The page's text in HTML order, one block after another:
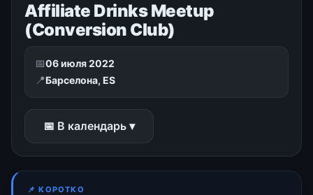
Affiliate Drinks Meetup
(Conversion Club)
📅06 июля 2022
📍Барселона, ES
📅 В календарь ▾
📌 КОРОТКО